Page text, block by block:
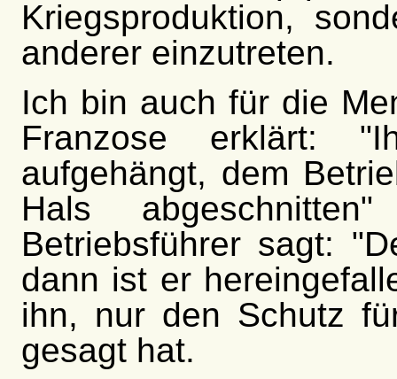
Kriegsproduktion,
anderer einzutreten.
Ich bin auch für die
Franzose erklärt:
aufgehängt, dem
Hals
Betriebsführer sagt:
dann ist er
ihn, nur den Schutz
gesagt hat.